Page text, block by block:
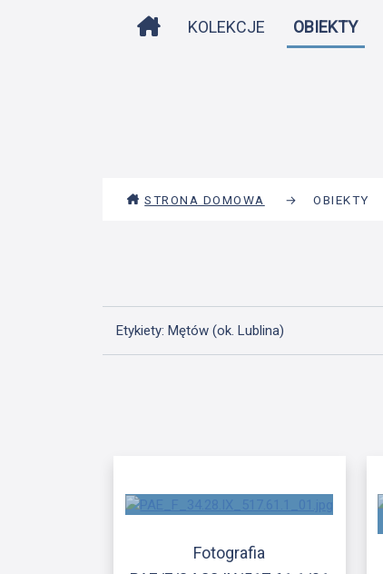
STRONA DOMOWA
KOLEKCJE OBIEKTY
STRONA DOMOWA → OBIEKTY
Etykiety: Mętów (ok. Lublina)
Fotografia